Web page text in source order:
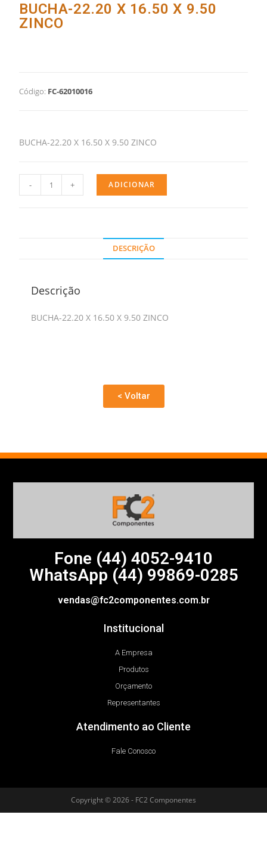
BUCHA-22.20 X 16.50 X 9.50
ZINCO
Código: FC-62010016
BUCHA-22.20 X 16.50 X 9.50 ZINCO
- + ADICIONAR
DESCRIÇÃO
Descrição
BUCHA-22.20 X 16.50 X 9.50 ZINCO
< Voltar
Fone (44) 4052-9410
WhatsApp (44) 99869-0285
vendas@fc2componentes.com.br
Institucional
A Empresa
Produtos
Orçamento
Representantes
Atendimento ao Cliente
Fale Conosco
Copyright © 2026 - FC2 Componentes